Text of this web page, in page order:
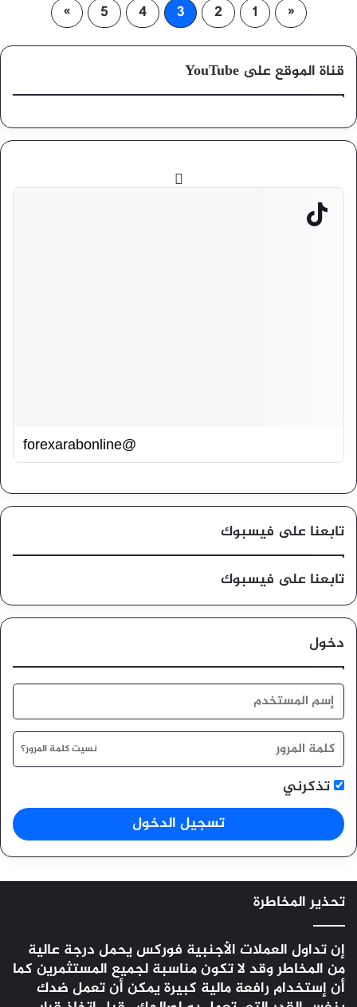
«
1
2
3
4
5
»
قناة الموقع على YouTube
@forexarabonline
تابعنا على فيسبوك
تابعنا على فيسبوك
دخول
نسيت كلمة المرور؟
تذكرني
تسجيل الدخول
تحذير المخاطرة
إن تداول العملات الأجنبية فوركسيحمل درجة عالية
من المخاطر وقد لا تكون مناسبة لجميع المستثمرين كما
أن إستخدام رافعة مالية كبيرة يمكن أن تعمل ضدك